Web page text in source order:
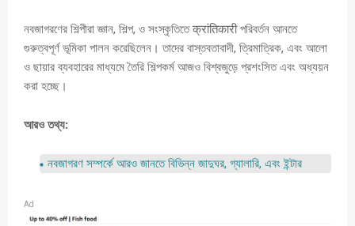
নবজাগরণের শিল্পীরা জ্ঞান, শিল্প, ও সংস্কৃতিতে क्रांतिकारी পরিবর্তন আনতে
গুরুত্বপূর্ণ ভূমিকা পালন করেছিলেন। তাদের বাস্তবতাবাদী, ত্রিমাত্রিক, এবং আলো
ও ছায়ার ব্যবহারের মাধ্যমে তৈরি শিল্পকর্ম আজও বিশ্বজুড়ে প্রশংসিত এবং অধ্যয়ন
করা হচ্ছে।
আরও তথ্য:
নবজাগরণ সম্পর্কে আরও জানতে বিভিন্ন জাদুঘর, গ্যালারি, এবং ইন্টার
Ad